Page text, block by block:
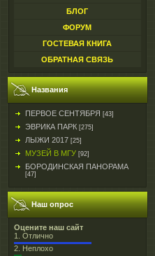
БЛОГ
ФОРУМ
ГОСТЕВАЯ КНИГА
ОБРАТНАЯ СВЯЗЬ
Названия
ПЕРВОЕ СЕНТЯБРЯ [43]
ЭВРИКА ПАРК [275]
ЛЫЖИ 2017 [25]
МУЗЕЙ В МГУ [92]
БОРОДИНСКАЯ ПАНОРАМА
[47]
Наш опрос
Оцените наш сайт
1. Отлично
2. Неплохо